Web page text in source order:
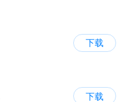
下载
下载